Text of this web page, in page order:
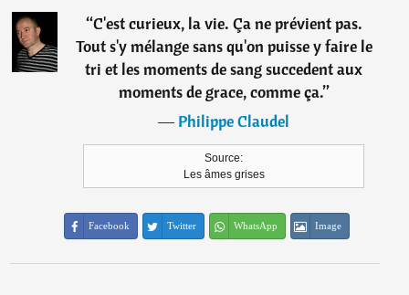
“C'est curieux, la vie. Ça ne prévient pas.
Tout s'y mélange sans qu'on puisse y faire le
tri et les moments de sang succedent aux
moments de grace, comme ça.”
―Philippe Claudel
Source:
Les âmes grises
Facebook Twitter WhatsApp Image